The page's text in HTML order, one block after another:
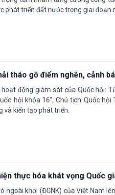
phát triển đất nước trong giai đoạn
tháo gỡ điểm nghẽn, cảnh
động giám sát của Quốc hội:
hội khóa 16”, Chủ tịch Quốc hội
và kiến tạo phát triển.
thực hóa khát vọng Quốc
khơi (ĐGNK) của Việt Nam